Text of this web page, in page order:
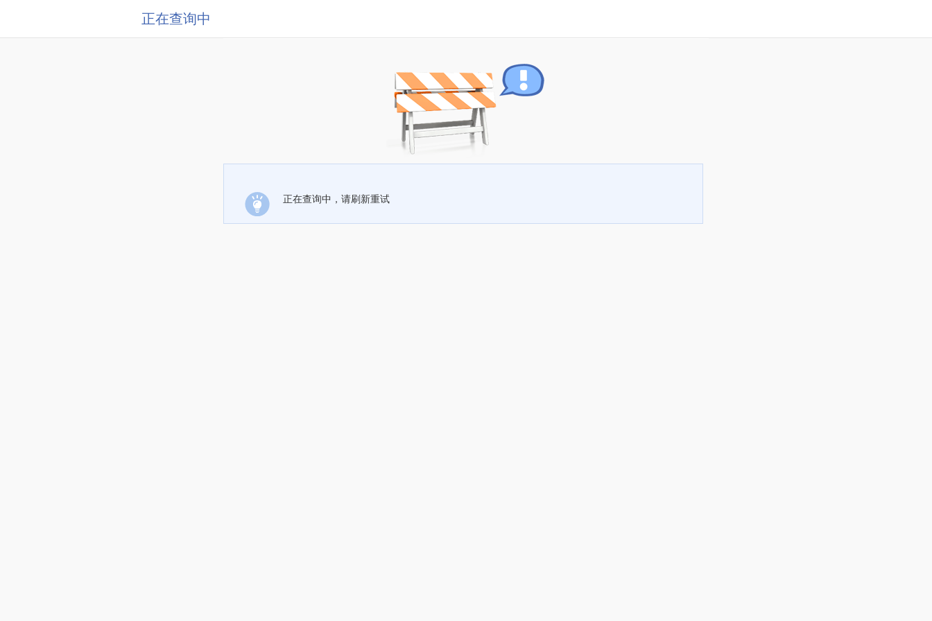
正在查询中
正在查询中，请刷新重试